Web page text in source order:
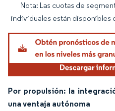
Imagen © Mordor Intelligence. El uso
Nota: Las cuotas de
individuales están disponibles
Por propulsión: la
una ventaja autónoma